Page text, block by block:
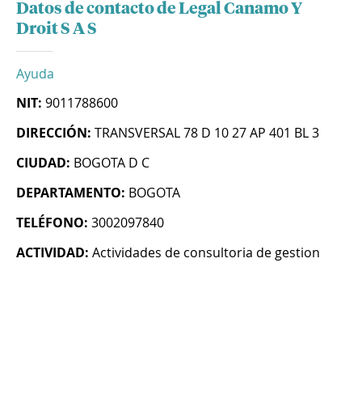
Datos de contacto de Legal Canamo Y
Droit S A S
Ayuda
NIT: 9011788600
DIRECCIÓN: TRANSVERSAL 78 D 10 27 AP 401 BL 3
CIUDAD: BOGOTA D C
DEPARTAMENTO: BOGOTA
TELÉFONO: 3002097840
ACTIVIDAD: Actividades de consultoria de gestion